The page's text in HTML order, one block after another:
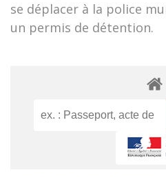
se déplacer à la police
un permis de détention.